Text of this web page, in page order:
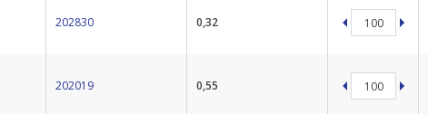
202830 0,32
202019 0,55